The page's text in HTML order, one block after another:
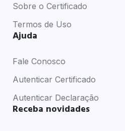
Sobre o Certificado
Termos de Uso
Ajuda
Fale Conosco
Autenticar Certificado
Autenticar Declaração
Receba novidades